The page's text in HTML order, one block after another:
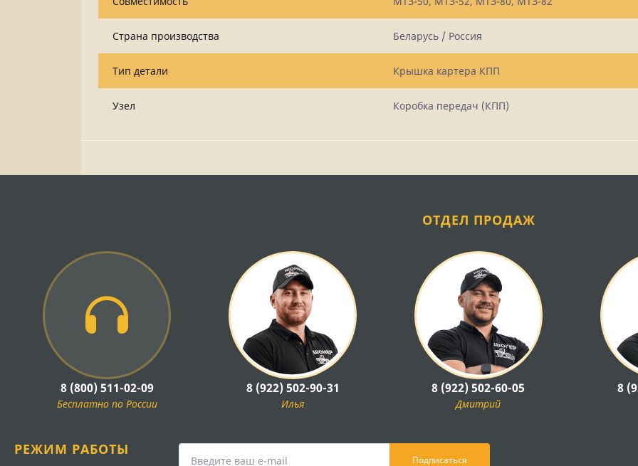
Страна производства Беларусь / Россия
Тип детали Крышка картера КПП
Узел Коробка передач (КПП)
ОТДЕЛ ПРОДАЖ
8 (800) 511-02-09
Бесплатно по России
8 (922) 502-90-31
Илья
8 (922) 502-60-05
Дмитрий
8
РЕЖИМ РАБОТЫ
Подписаться